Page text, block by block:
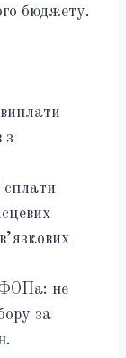
бюджету.
виплати
з
сплати
ФОПа: не
за